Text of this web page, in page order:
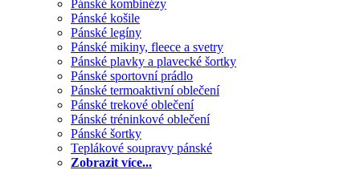
Pánské kombinézy
Pánské košile
Pánské legíny
Pánské mikiny, fleece a svetry
Pánské plavky a plavecké šortky
Pánské sportovní prádlo
Pánské termoaktivní oblečení
Pánské trekové oblečení
Pánské tréninkové oblečení
Pánské šortky
Teplákové soupravy pánské
Zobrazit více...